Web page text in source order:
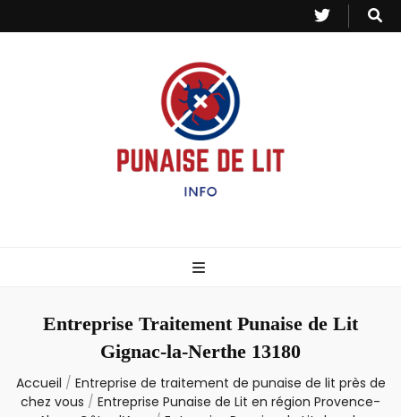
– Info
Entreprise Traitement Punaise de Lit
Gignac-la-Nerthe 13180
Accueil / Entreprise de traitement de punaise de lit près de
chez vous / Entreprise Punaise de Lit en région Provence-